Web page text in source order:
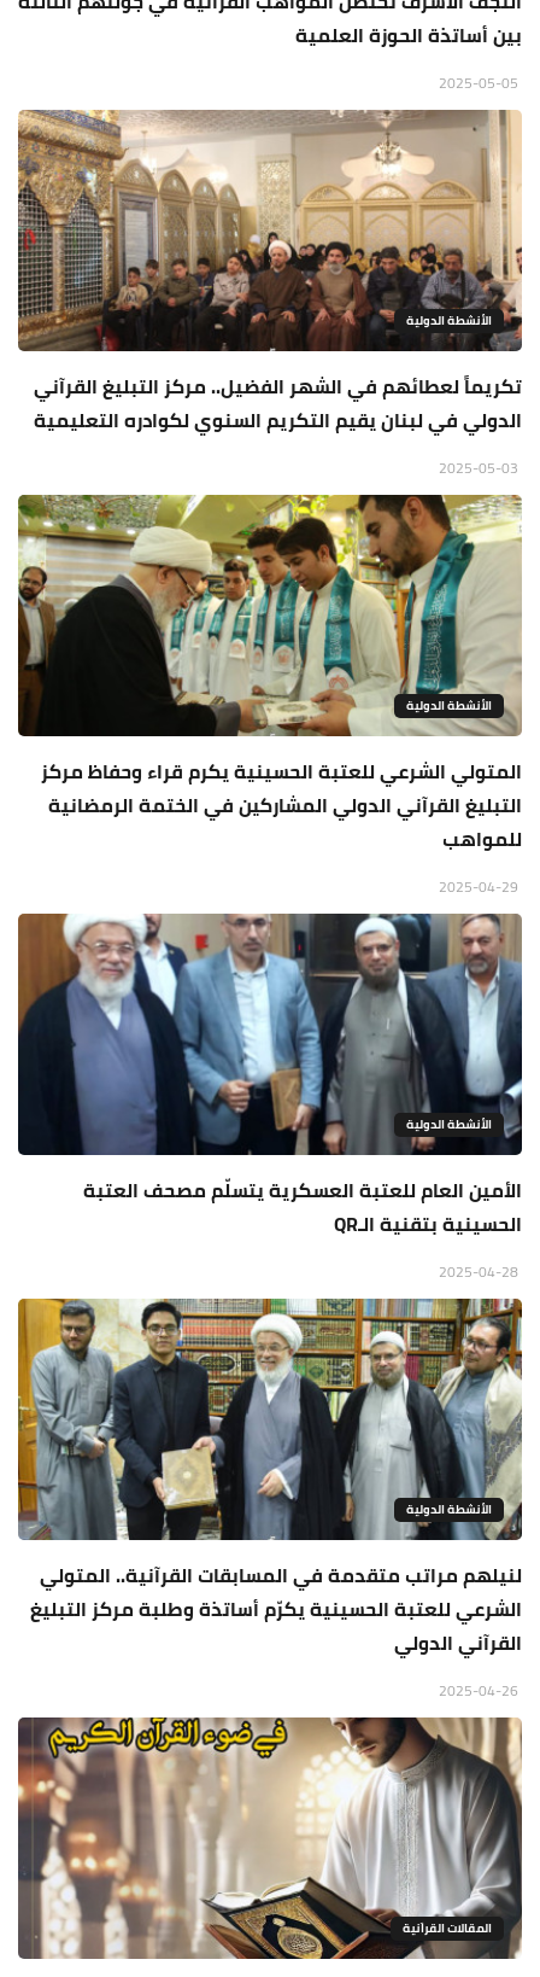
بين أساتذة الحوزة العلمية
الأنشطة الدولية
تكريماً لعطائهم في الشهر الفضيل.. مركز التبليغ القرآني
الدولي في لبنان يقيم التكريم السنوي لكوادره التعليمية
الأنشطة الدولية
المتولي الشرعي للعتبة الحسينية يكرم قراء وحفاظ مركز
التبليغ القرآني الدولي المشاركين في الختمة الرمضانية
للمواهب
الأنشطة الدولية
الأمين العام للعتبة العسكرية يتسلّم مصحف العتبة
الحسينية بتقنية الـQR
الأنشطة الدولية
لنيلهم مراتب متقدمة في المسابقات القرآنية.. المتولي
الشرعي للعتبة الحسينية يكرّم أساتذة وطلبة مركز التبليغ
القرآني الدولي
المقالات القراَنية